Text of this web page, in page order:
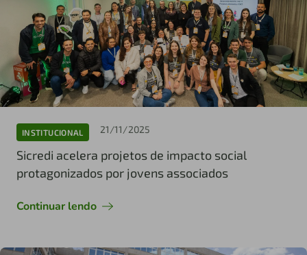
INSTITUCIONAL 21/11/2025
Sicredi acelera projetos de impacto social
protagonizados por jovens associados
Continuar lendo